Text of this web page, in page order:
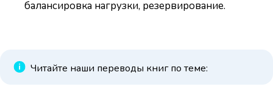
балансировка нагрузки, резервирование.
Читайте наши переводы книг по теме: